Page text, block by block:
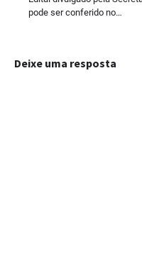
pode ser conferido no…
Deixe uma resposta